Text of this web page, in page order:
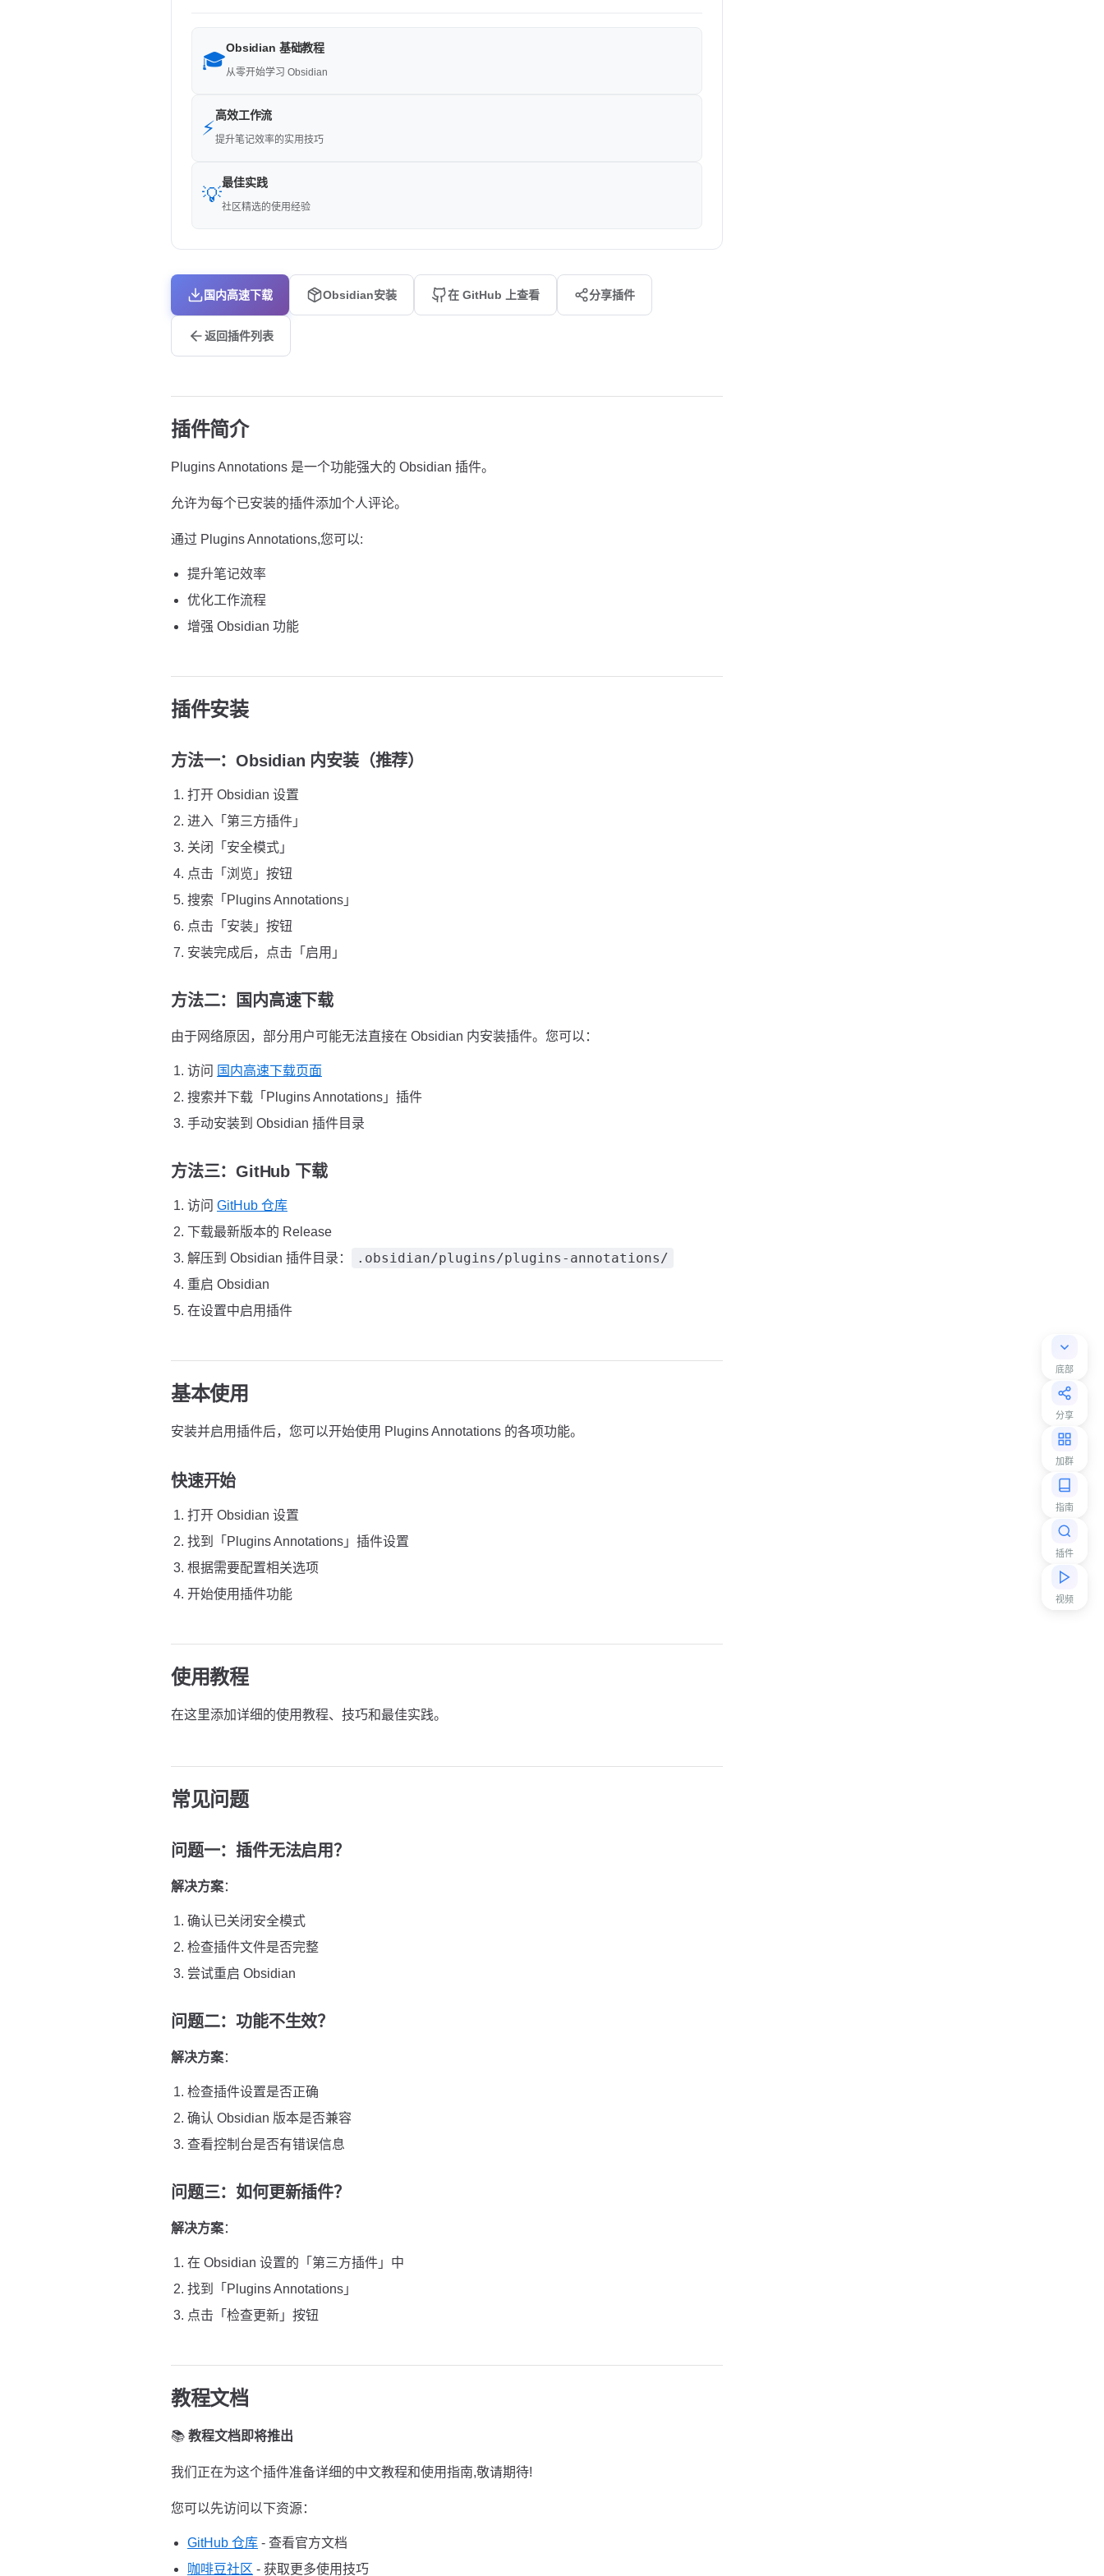
底部
分享
加群
指南
插件
视频
🎓
Obsidian 基础教程
从零开始学习 Obsidian
⚡
高效工作流
提升笔记效率的实用技巧
💡
最佳实践
社区精选的使用经验
国内高速下载 Obsidian安装 在 GitHub 上查看 分享插件
返回插件列表
插件简介
Plugins Annotations 是一个功能强大的 Obsidian 插件。
允许为每个已安装的插件添加个人评论。
通过 Plugins Annotations,您可以:
提升笔记效率
优化工作流程
增强 Obsidian 功能
插件安装
方法一：Obsidian 内安装（推荐）
打开 Obsidian 设置
进入「第三方插件」
关闭「安全模式」
点击「浏览」按钮
搜索「Plugins Annotations」
点击「安装」按钮
安装完成后，点击「启用」
方法二：国内高速下载
由于网络原因，部分用户可能无法直接在 Obsidian 内安装插件。您可以：
访问 国内高速下载页面
搜索并下载「Plugins Annotations」插件
手动安装到 Obsidian 插件目录
方法三：GitHub 下载
访问 GitHub 仓库
下载最新版本的 Release
解压到 Obsidian 插件目录：
.obsidian/plugins/plugins-annotations/
重启 Obsidian
在设置中启用插件
基本使用
安装并启用插件后，您可以开始使用 Plugins Annotations 的各项功能。
快速开始
打开 Obsidian 设置
找到「Plugins Annotations」插件设置
根据需要配置相关选项
开始使用插件功能
使用教程
在这里添加详细的使用教程、技巧和最佳实践。
常见问题
问题一：插件无法启用？
解决方案：
确认已关闭安全模式
检查插件文件是否完整
尝试重启 Obsidian
问题二：功能不生效？
解决方案：
检查插件设置是否正确
确认 Obsidian 版本是否兼容
查看控制台是否有错误信息
问题三：如何更新插件？
解决方案：
在 Obsidian 设置的「第三方插件」中
找到「Plugins Annotations」
点击「检查更新」按钮
教程文档
📚 教程文档即将推出
我们正在为这个插件准备详细的中文教程和使用指南,敬请期待!
您可以先访问以下资源：
GitHub 仓库 - 查看官方文档
咖啡豆社区 - 获取更多使用技巧